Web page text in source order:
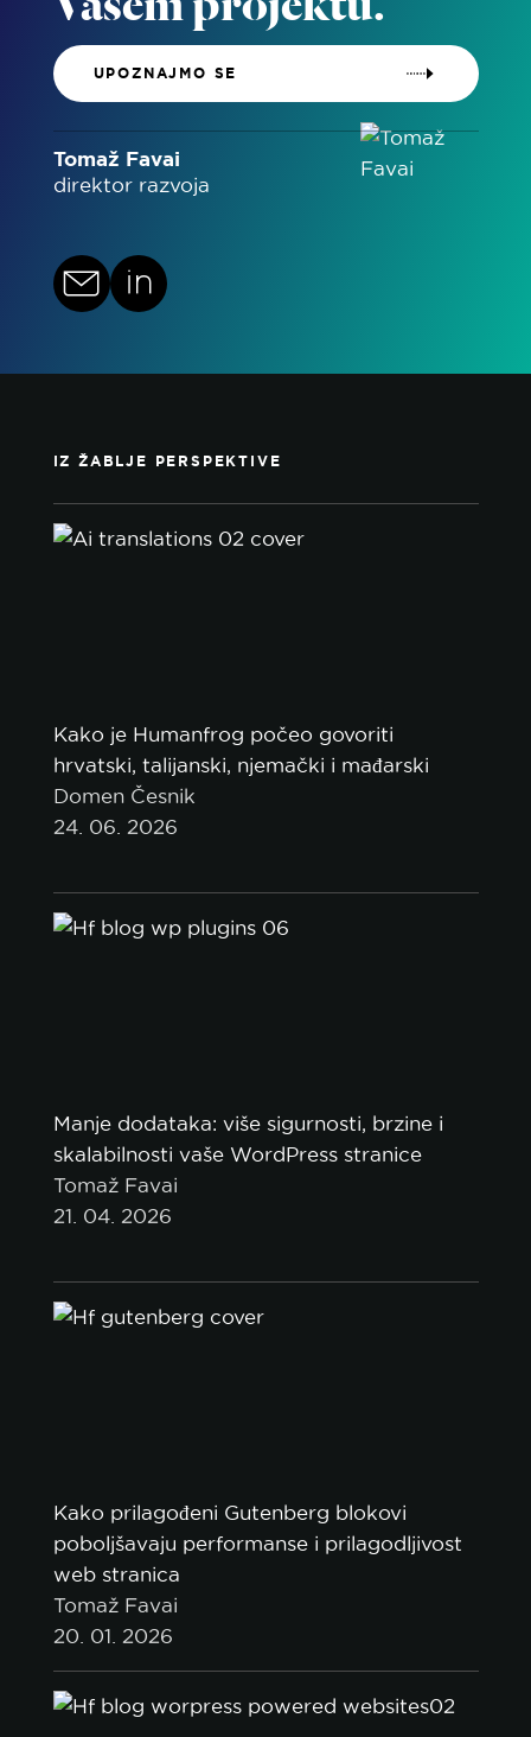
UPOZNAJMO SE
Tomaž Favai
direktor razvoja
IZ ŽABLJE PERSPEKTIVE
Kako je Humanfrog počeo govoriti
hrvatski, talijanski, njemački i mađarski
Domen Česnik
24. 06. 2026
Manje dodataka: više sigurnosti, brzine i
skalabilnosti vaše WordPress stranice
Tomaž Favai
21. 04. 2026
Kako prilagođeni Gutenberg blokovi
poboljšavaju performanse i prilagodljivost
web stranica
Tomaž Favai
20. 01. 2026